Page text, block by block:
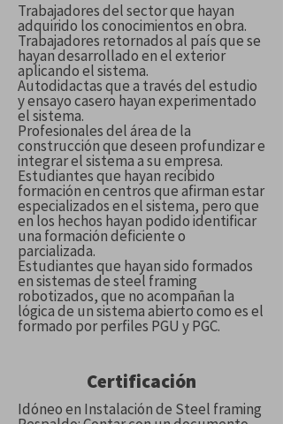
Trabajadores del sector que hayan
adquirido los conocimientos en obra.
Trabajadores retornados al país que se
hayan desarrollado en el exterior
aplicando el sistema.
Autodidactas que a través del estudio
y ensayo casero hayan experimentado
el sistema.
Profesionales del área de la
construcción que deseen profundizar e
integrar el sistema a su empresa.
Estudiantes que hayan recibido
formación en centros que afirman estar
especializados en el sistema, pero que
en los hechos hayan podido identificar
una formación deficiente o
parcializada.
Estudiantes que hayan sido formados
en sistemas de steel framing
robotizados, que no acompañan la
lógica de un sistema abierto como es el
formado por perfiles PGU y PGC.
Certificación
Idóneo en Instalación de Steel framing